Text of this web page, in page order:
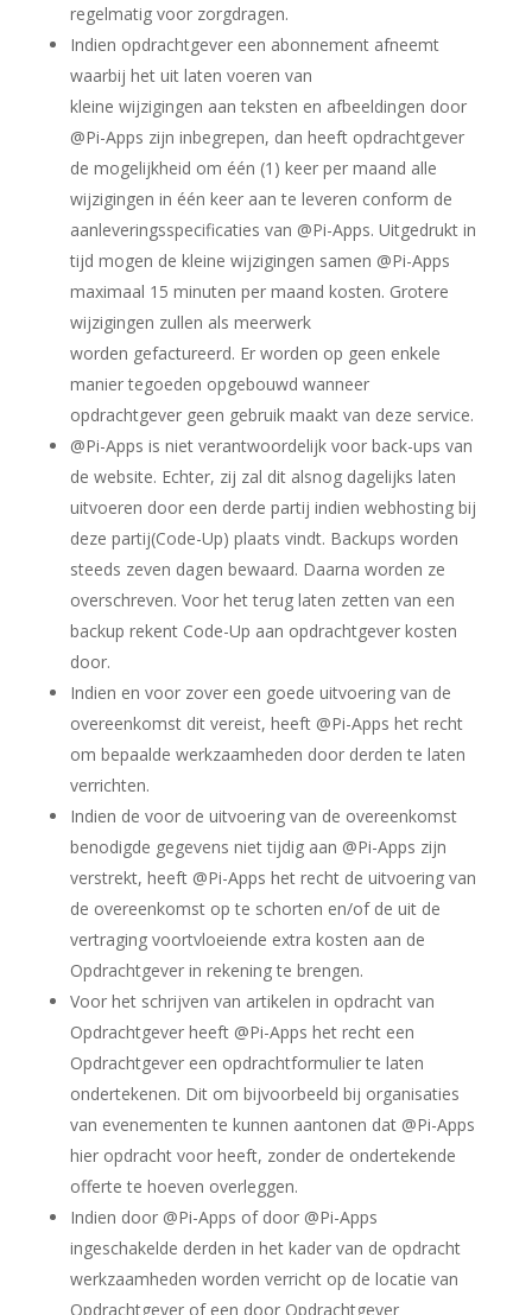
regelmatig voor zorgdragen.
Indien opdrachtgever een abonnement afneemt
waarbij het uit laten voeren van
kleine wijzigingen aan teksten en afbeeldingen door
@Pi-Apps zijn inbegrepen, dan heeft opdrachtgever
de mogelijkheid om één (1) keer per maand alle
wijzigingen in één keer aan te leveren conform de
aanleveringsspecificaties van @Pi-Apps. Uitgedrukt in
tijd mogen de kleine wijzigingen samen @Pi-Apps
maximaal 15 minuten per maand kosten. Grotere
wijzigingen zullen als meerwerk
worden gefactureerd. Er worden op geen enkele
manier tegoeden opgebouwd wanneer
opdrachtgever geen gebruik maakt van deze service.
@Pi-Apps is niet verantwoordelijk voor back-ups van
de website. Echter, zij zal dit alsnog dagelijks laten
uitvoeren door een derde partij indien webhosting bij
deze partij(Code-Up) plaats vindt. Backups worden
steeds zeven dagen bewaard. Daarna worden ze
overschreven. Voor het terug laten zetten van een
backup rekent Code-Up aan opdrachtgever kosten
door.
Indien en voor zover een goede uitvoering van de
overeenkomst dit vereist, heeft @Pi-Apps het recht
om bepaalde werkzaamheden door derden te laten
verrichten.
Indien de voor de uitvoering van de overeenkomst
benodigde gegevens niet tijdig aan @Pi-Apps zijn
verstrekt, heeft @Pi-Apps het recht de uitvoering van
de overeenkomst op te schorten en/of de uit de
vertraging voortvloeiende extra kosten aan de
Opdrachtgever in rekening te brengen.
Voor het schrijven van artikelen in opdracht van
Opdrachtgever heeft @Pi-Apps het recht een
Opdrachtgever een opdrachtformulier te laten
ondertekenen. Dit om bijvoorbeeld bij organisaties
van evenementen te kunnen aantonen dat @Pi-Apps
hier opdracht voor heeft, zonder de ondertekende
offerte te hoeven overleggen.
Indien door @Pi-Apps of door @Pi-Apps
ingeschakelde derden in het kader van de opdracht
werkzaamheden worden verricht op de locatie van
Opdrachtgever of een door Opdrachtgever